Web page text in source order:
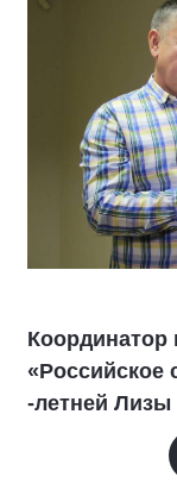
Координатор
«Российское
-летней Лизы